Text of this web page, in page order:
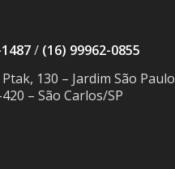
/ (16) 99962-0855
130 – Jardim São Paulo
– São Carlos/SP